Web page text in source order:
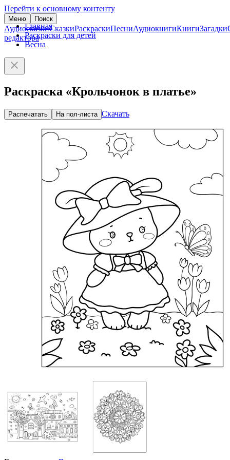
Перейти к основному контенту
Меню Поиск
АудиосказкиСказкиРаскраскиПесниАудиокнигиКнигиЗагадки
редактора
Главная
Раскраски для детей
Весна
Раскраска «Крольчонок в платье»
Распечатать На пол-листа Скачать